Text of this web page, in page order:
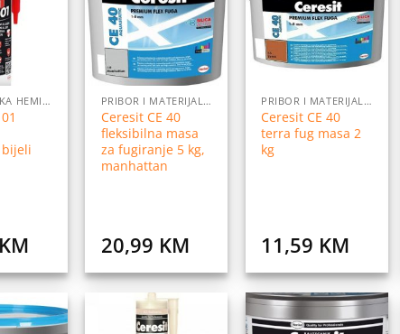
GRAĐEVINSKA HEMIJA
KM
na
listu
želja
PRIBOR I MATERIJALI ZA POSTAVLJANJE PLOČICA
Ceresit CE 40
fleksibilna masa
za fugiranje 5 kg,
manhattan
20,99 KM
listu
želja
PRIBOR I MATERIJALI ZA POSTAVLJANJE PLOČICA
Ceresit CE 40
terra fug masa 2
kg
11,59 KM